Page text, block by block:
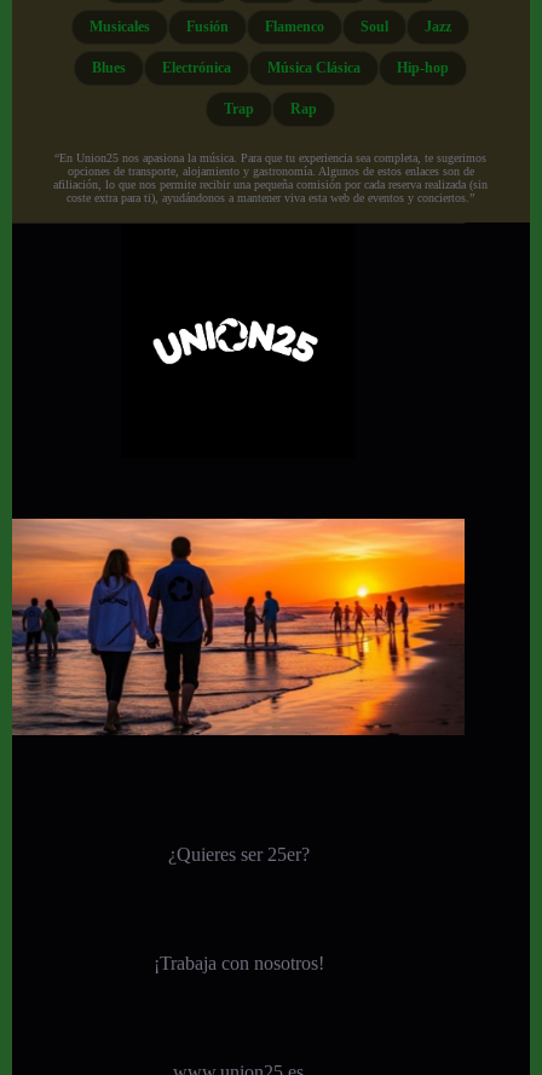
Musicales Fusión Flamenco Soul Jazz
Blues Electrónica Música Clásica Hip-hop
Trap Rap
“En Union25 nos apasiona la música. Para que tu experiencia sea completa, te sugerimos
opciones de transporte, alojamiento y gastronomía. Algunos de estos enlaces son de
afiliación, lo que nos permite recibir una pequeña comisión por cada reserva realizada (sin
coste extra para ti), ayudándonos a mantener viva esta web de eventos y conciertos.”
¿Quieres ser 25er?
¡Trabaja con nosotros!